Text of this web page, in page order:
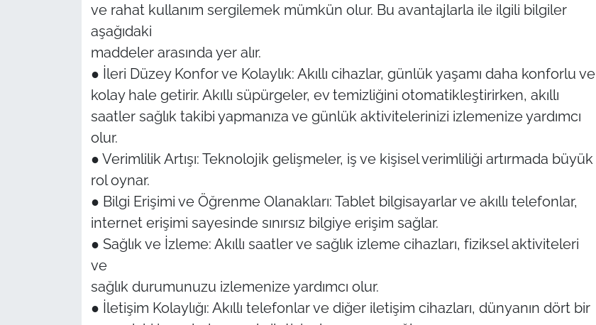
ve rahat kullanım sergilemek mümkün olur. Bu avantajlarla ile ilgili bilgiler
aşağıdaki
maddeler arasında yer alır.
● İleri Düzey Konfor ve Kolaylık: Akıllı cihazlar, günlük yaşamı daha konforlu ve
kolay hale getirir. Akıllı süpürgeler, ev temizliğini otomatikleştirirken, akıllı
saatler sağlık takibi yapmanıza ve günlük aktivitelerinizi izlemenize yardımcı
olur.
● Verimlilik Artışı: Teknolojik gelişmeler, iş ve kişisel verimliliği artırmada büyük
rol oynar.
● Bilgi Erişimi ve Öğrenme Olanakları: Tablet bilgisayarlar ve akıllı telefonlar,
internet erişimi sayesinde sınırsız bilgiye erişim sağlar.
● Sağlık ve İzleme: Akıllı saatler ve sağlık izleme cihazları, fiziksel aktiviteleri
ve
sağlık durumunuzu izlemenize yardımcı olur.
● İletişim Kolaylığı: Akıllı telefonlar ve diğer iletişim cihazları, dünyanın dört bir